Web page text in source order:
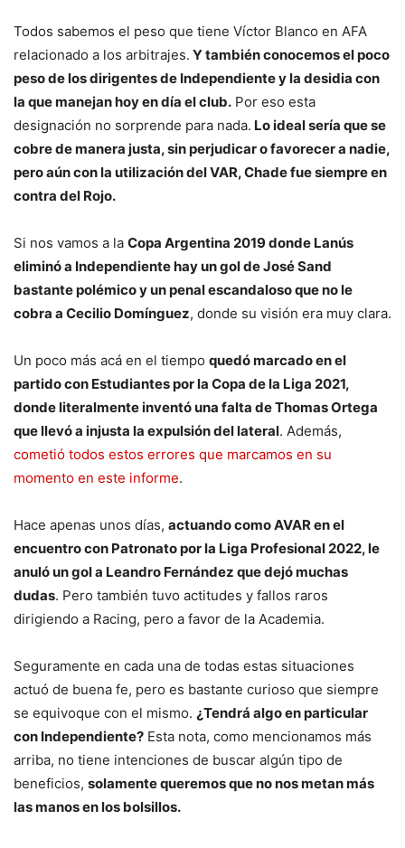
Todos sabemos el peso que tiene Víctor Blanco en AFA
relacionado a los arbitrajes. Y también conocemos el poco
peso de los dirigentes de Independiente y la desidia con
la que manejan hoy en día el club. Por eso esta
designación no sorprende para nada. Lo ideal sería que se
cobre de manera justa, sin perjudicar o favorecer a nadie,
pero aún con la utilización del VAR, Chade fue siempre en
contra del Rojo.
Si nos vamos a la Copa Argentina 2019 donde Lanús
eliminó a Independiente hay un gol de José Sand
bastante polémico y un penal escandaloso que no le
cobra a Cecilio Domínguez, donde su visión era muy clara.
Un poco más acá en el tiempo quedó marcado en el
partido con Estudiantes por la Copa de la Liga 2021,
donde literalmente inventó una falta de Thomas Ortega
que llevó a injusta la expulsión del lateral. Además,
cometió todos estos errores que marcamos en su
momento en este informe.
Hace apenas unos días, actuando como AVAR en el
encuentro con Patronato por la Liga Profesional 2022, le
anuló un gol a Leandro Fernández que dejó muchas
dudas. Pero también tuvo actitudes y fallos raros
dirigiendo a Racing, pero a favor de la Academia.
Seguramente en cada una de todas estas situaciones
actuó de buena fe, pero es bastante curioso que siempre
se equivoque con el mismo. ¿Tendrá algo en particular
con Independiente? Esta nota, como mencionamos más
arriba, no tiene intenciones de buscar algún tipo de
beneficios, solamente queremos que no nos metan más
las manos en los bolsillos.